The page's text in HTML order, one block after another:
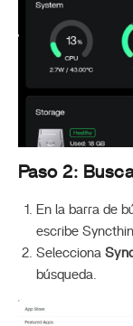
Paso 2:
En la barra de
escribe
Selecciona
búsqueda.